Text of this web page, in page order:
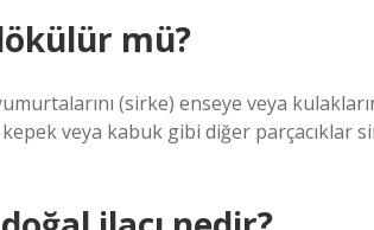
mü?
(sirke) enseye veya
veya kabuk gibi diğer parçacıklar